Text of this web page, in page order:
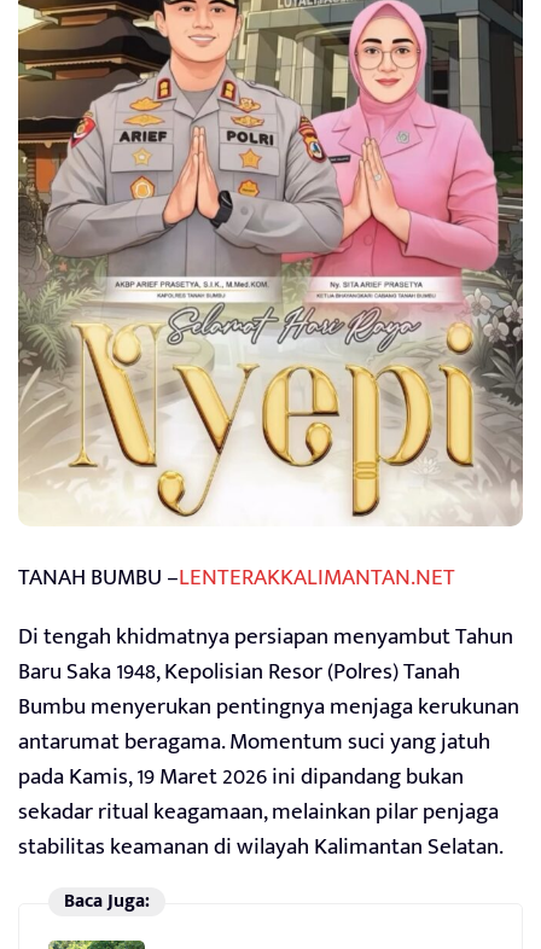
TANAH BUMBU –LENTERAKKALIMANTAN.NET
Di tengah khidmatnya persiapan menyambut Tahun
Baru Saka 1948, Kepolisian Resor (Polres) Tanah
Bumbu menyerukan pentingnya menjaga kerukunan
antarumat beragama. Momentum suci yang jatuh
pada Kamis, 19 Maret 2026 ini dipandang bukan
sekadar ritual keagamaan, melainkan pilar penjaga
stabilitas keamanan di wilayah Kalimantan Selatan.
Baca Juga: